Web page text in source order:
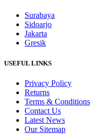
Surabaya
Sidoarjo
Jakarta
Gresik
USEFUL LINKS
Privacy Policy
Returns
Terms & Conditions
Contact Us
Latest News
Our Sitemap